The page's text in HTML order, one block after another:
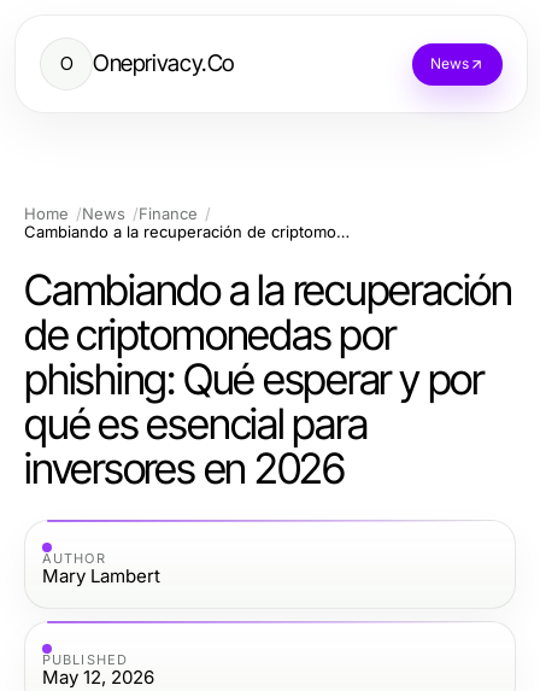
O Oneprivacy.Co News
Home News
Finance
Cambiando a la recuperación de criptomonedas por phishing: Qué esperar y por qué es esencial para inversores en 2026
Cambiando a la recuperación
de criptomonedas por
phishing: Qué esperar y por
qué es esencial para
inversores en 2026
AUTHOR
Mary Lambert
PUBLISHED
May 12, 2026